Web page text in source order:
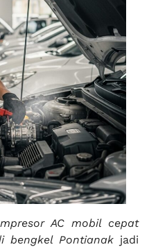
AC mobil cepat
bengkel Pontianak jadi